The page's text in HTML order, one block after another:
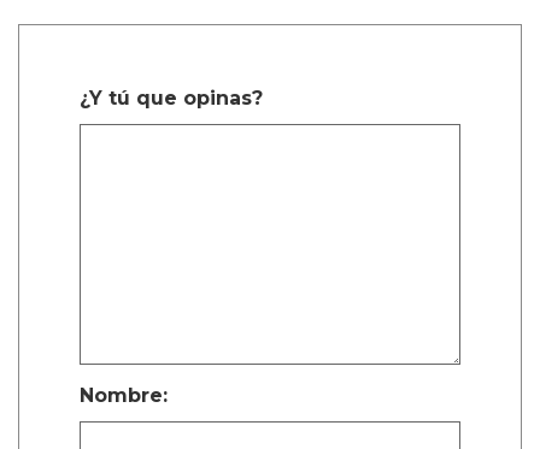
¿Y tú que opinas?
Nombre: